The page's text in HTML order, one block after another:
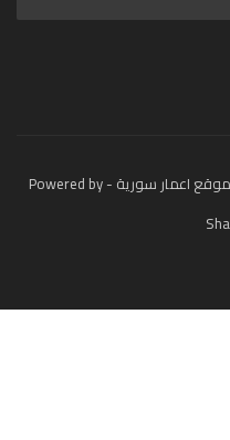
جميع حقوق الطبع و النشر محفوظة © لموقع اعمار سورية - Powered by